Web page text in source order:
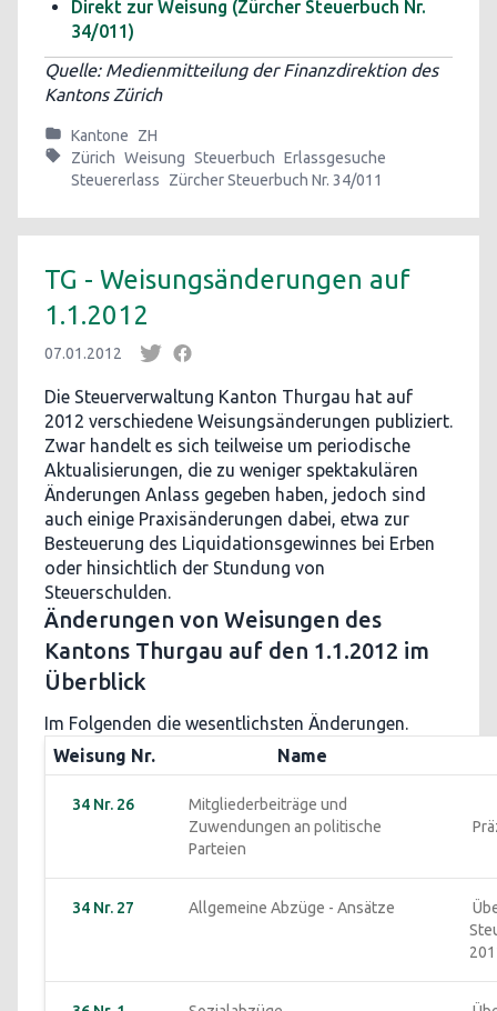
Direkt zur Weisung (Zürcher Steuerbuch Nr.
34/011)
Quelle: Medienmitteilung der Finanzdirektion des
Kantons Zürich
Kantone
ZH
Zürich Weisung Steuerbuch Erlassgesuche
Steuererlass
Zürcher Steuerbuch Nr. 34/011
TG - Weisungsänderungen auf
1.1.2012
07.01.2012
Die Steuerverwaltung Kanton Thurgau hat auf
2012 verschiedene Weisungsänderungen publiziert.
Zwar handelt es sich teilweise um periodische
Aktualisierungen, die zu weniger spektakulären
Änderungen Anlass gegeben haben, jedoch sind
auch einige Praxisänderungen dabei, etwa zur
Besteuerung des Liquidationsgewinnes bei Erben
oder hinsichtlich der Stundung von
Steuerschulden.
Änderungen von Weisungen des
Kantons Thurgau auf den 1.1.2012 im
Überblick
Im Folgenden die wesentlichsten Änderungen.
Weisung Nr.
Name
34 Nr. 26
Mitgliederbeiträge und
Zuwendungen an politische
Parteien
34 Nr. 27 Allgemeine Abzüge - Ansätze